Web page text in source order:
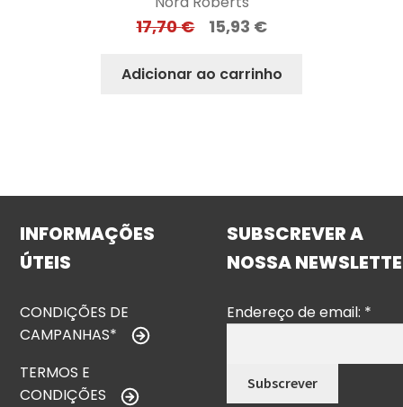
17,70€ 15,93 €
Adicionar ao carrinho
INFORMAÇÕES
ÚTEIS
CONDIÇÕES DE
CAMPANHAS*
TERMOS E
CONDIÇÕES
SUBSCREVER A
NOSSA
Endereço de email: *